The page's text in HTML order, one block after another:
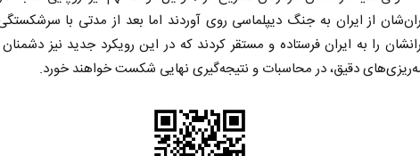
از ایران به جنگ دیپلماسی روی آوردند اما بعد از مدتی با
را به ایران فرستاده و مستقر کردند که در این رویکرد جدید نیز
دقیق، در محاسبات و نتیجه‌گیری نهایی شکست خواهند خورد.